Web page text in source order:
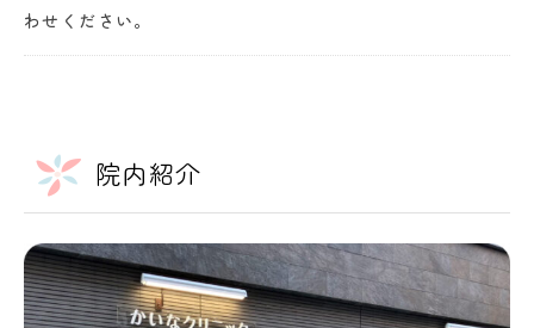
わせください。
院内紹介